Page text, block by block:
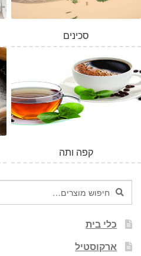
סכינים
קפה ותה
חיפוש
עבור:
חיפוש
כלי בית
ארקוסטיל